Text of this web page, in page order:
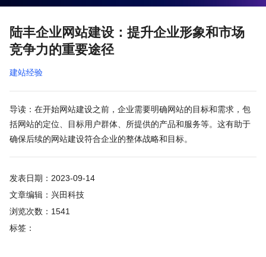
陆丰企业网站建设：提升企业形象和市场
竞争力的重要途径
建站经验
导读：在开始网站建设之前，企业需要明确网站的目标和需求，包
括网站的定位、目标用户群体、所提供的产品和服务等。这有助于
确保后续的网站建设符合企业的整体战略和目标。
发表日期：2023-09-14
文章编辑：兴田科技
浏览次数：1541
标签：